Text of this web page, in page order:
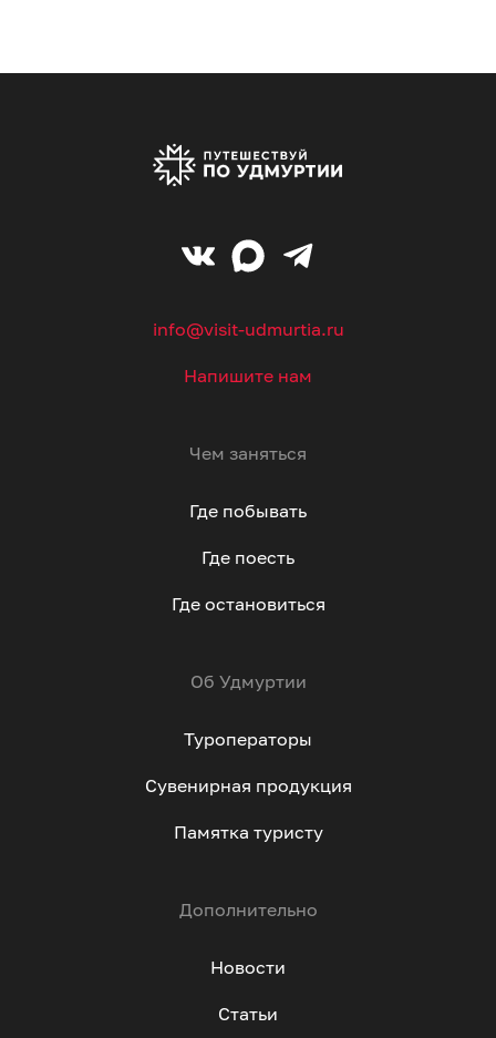
info@visit-udmurtia.ru
Напишите нам
Чем заняться
Где побывать
Где поесть
Где остановиться
Об Удмуртии
Туроператоры
Сувенирная продукция
Памятка туристу
Дополнительно
Новости
Статьи